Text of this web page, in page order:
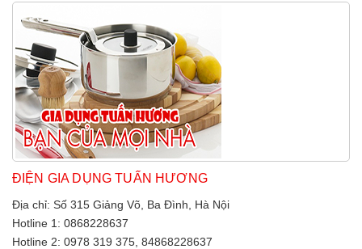
ĐIỆN GIA DỤNG TUẤN HƯƠNG
Địa chỉ: Số 315 Giảng Võ, Ba Đình, Hà Nội
Hotline 1: 0868228637
Hotline 2: 0978 319 375, 84868228637